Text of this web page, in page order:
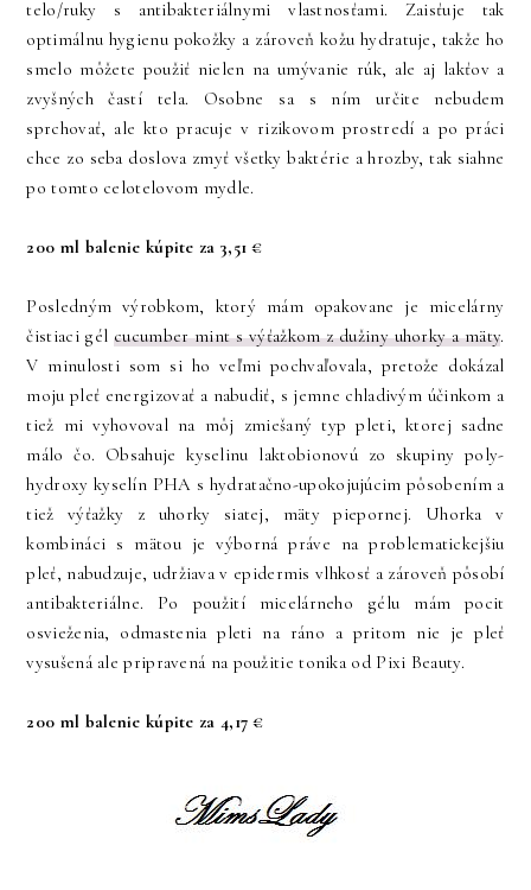
telo/ruky s antibakteriálnymi vlastnosťami. Zaisťuje tak
optimálnu hygienu pokožky a zároveň kožu hydratuje, takže ho
smelo môžete použiť nielen na umývanie rúk, ale aj lakťov a
zvyšných častí tela. Osobne sa s ním určite nebudem
sprchovať, ale kto pracuje v rizikovom prostredí a po práci
chce zo seba doslova zmyť všetky baktérie a hrozby, tak siahne
po tomto celotelovom mydle.
200 ml balenie kúpite za 3,51 €
Posledným výrobkom, ktorý mám opakovane je micelárny
čistiaci gélcucumber mint s výťažkom z dužiny uhorky a mäty.
V minulosti som si ho veľmi pochvaľovala, pretože dokázal
moju pleť energizovať a nabudiť, s jemne chladivým účinkom a
tiež mi vyhovoval na môj zmiešaný typ pleti, ktorej sadne
málo čo. Obsahuje kyselinu laktobionovú zo skupiny poly-
hydroxy kyselín PHA s hydratačno-upokojujúcim pôsobením a
tiež výťažky z uhorky siatej, mäty piepornej. Uhorka v
kombináci s mätou je výborná práve na problematickejšiu
pleť, nabudzuje, udržiava v epidermis vlhkosť a zároveň pôsobí
antibakteriálne. Po použití micelárneho gélu mám pocit
osvieženia, odmastenia pleti na ráno a pritom nie je pleť
vysušená ale pripravená na použitie tonika od Pixi Beauty.
200 ml balenie kúpite za 4,17 €